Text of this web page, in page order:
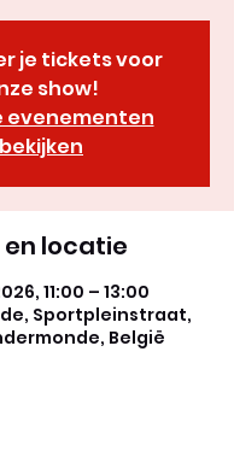
je tickets voor
show!
evenementen
bekijken
en locatie
11:00 – 13:00
Sportpleinstraat,
België